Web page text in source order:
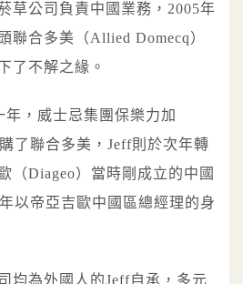
草公司負責中國業務，2005年
聯合多美（Allied Domecq）
了不解之緣。
，威士忌集團保樂力加
了聯合多美，Jeff則於次年轉
（Diageo）當時剛成立的中國
以帝亞吉歐中國區總經理的身
均為外國人的Jeff自承，多元